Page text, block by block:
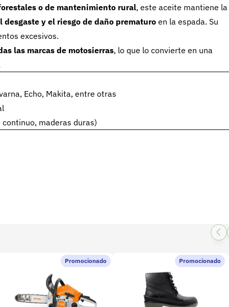
o de mantenimiento rural, este aceite mantiene la
y el riesgo de daño prematuro en la espada. Su
excesivos.
las marcas de motosierras, lo que lo convierte en una
Echo, Makita, entre otras
maderas duras)
Promocionado Promocionado